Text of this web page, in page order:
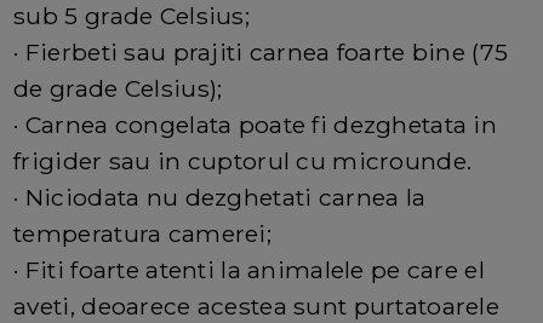
sub 5 grade Celsius;
· Fierbeti sau prajiti carnea foarte bine (75
de grade Celsius);
· Carnea congelata poate fi dezghetata in
frigider sau in cuptorul cu microunde.
· Niciodata nu dezghetati carnea la
temperatura camerei;
· Fiti foarte atenti la animalele pe care el
aveti, deoarece acestea sunt purtatoarele